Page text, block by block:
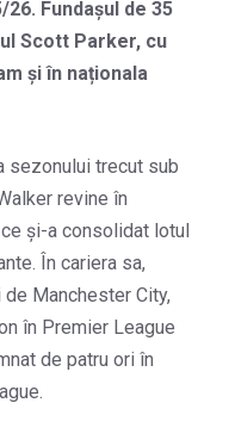
Fundașul de 35
Scott Parker, cu
și în naționala
sezonului trecut sub
revine în
și-a consolidat lotul
În cariera sa,
Manchester City,
în Premier League
de patru ori în